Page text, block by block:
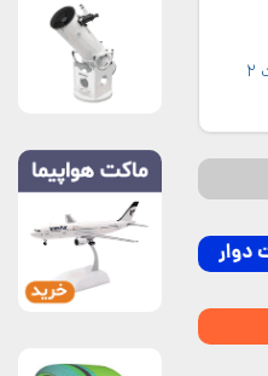
فضایی بلو اوریجین حداقل به مدت ۲